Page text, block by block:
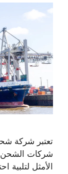
تعتبر شركة
شركات الشحن
الأمثل